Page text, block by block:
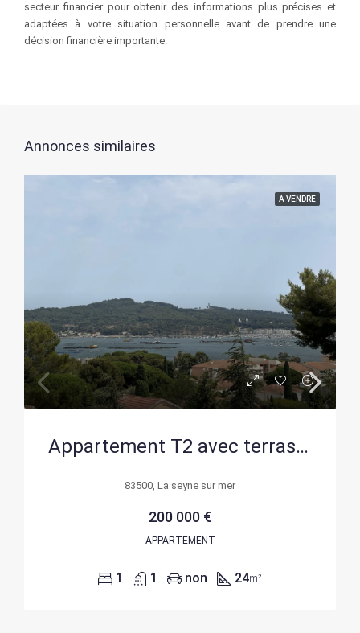
secteur financier pour obtenir des informations plus précises et
adaptées à votre situation personnelle avant de prendre une
décision financière importante.
Annonces similaires
A VENDRE
Appartement T2 avec terrasse et vue mer à La Seyne-sur-Mer
83500, La seyne sur mer
200 000 €
APPARTEMENT
1 1 non 24m²